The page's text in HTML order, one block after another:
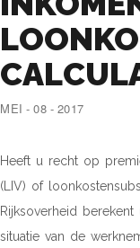
MEI - 08 - 2017
Heeft u recht op
(LIV) of
Rijksoverheid
situatie van de